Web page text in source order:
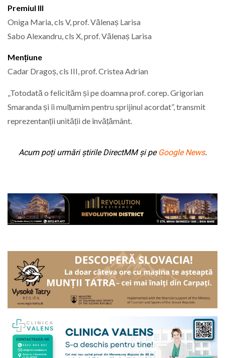
Premiul III
Oniga Maria, cls V, prof. Vălenaș Larisa
Sabo Alexandru, cls X, prof. Vălenaș Larisa
Mențiune
Cadar Dragoș, cls III, prof. Cristea Adrian
„Totodată o felicităm și pe doamna prof. corep. Grigorian
Smaranda și îi mulțumim pentru sprijinul acordat”, transmit
reprezentanții unității de învățământ.
Acum poți urmări știrile DirectMM și pe Google News.